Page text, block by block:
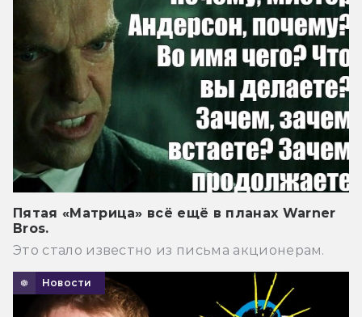
Пятая «Матрица» всё ещё в планах Warner
Bros.
Это стало известно из письма акционерам.
Новости